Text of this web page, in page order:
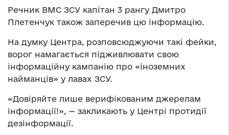
Речник ВМС ЗСУ капітан 3 рангу Дмитро
Плетенчук також заперечив цю інформацію.
На думку Центра, розповсюджуючи такі фейки,
ворог намагається підживлювати свою
інформаційну кампанію про «іноземних
найманців» у лавах ЗСУ.
«Довіряйте лише верифікованим джерелам
інформації!», — закликають у Центрі протидії
дезінформації.